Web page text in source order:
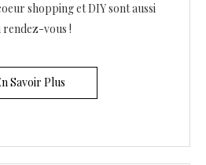
shopping et DIY sont aussi
rendez-vous !
Savoir Plus